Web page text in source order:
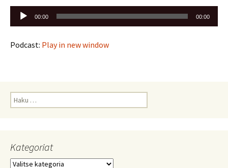
Äänitoistin
00:00 00:00
Podcast: Play in new window
Haku:
Kategoriat
Kategoriat